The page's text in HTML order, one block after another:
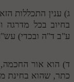
אודות האתר
אודות האתר
אתר הבית
ג) ענין התכללות
בחיוב בכל
ע"ב ד"ה ובכדי)
ד) הוא אור החכמה,
כתר, שהוא בחינת